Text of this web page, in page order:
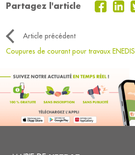
Partagez l'article
Article précédent
Coupures de courant pour travaux ENEDIS